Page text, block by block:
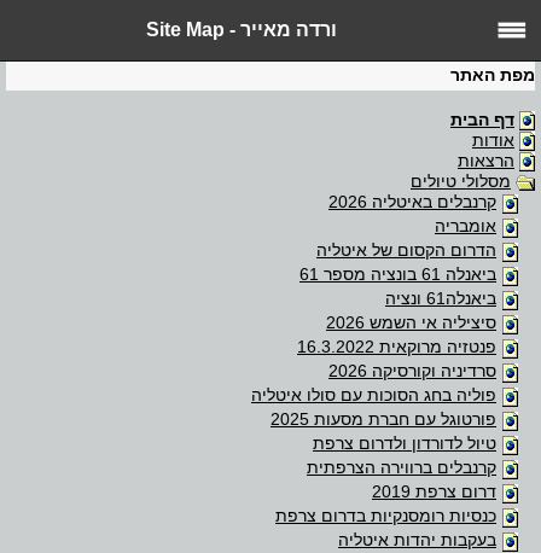
ורדה מאייר - Site Map
מפת האתר
דף הבית
אודות
הרצאות
מסלולי טיולים
קרנבלים באיטליה 2026
אומבריה
הדרום הקסום של איטליה
ביאנלה 61 בונציה מספר 61
ביאנלה61 ונציה
סיציליה אי השמש 2026
פנטזיה מרוקאית 16.3.2022
סרדיניה וקורסיקה 2026
פוליה בחג הסוכות עם סולו איטליה
פורטוגל עם חברת מסעות 2025
טיול לדורדון ולדרום צרפת
קרנבלים ברווירה הצרפתית
דרום צרפת 2019
כנסיות רומסנקיות בדרום צרפת
בעקבות יהדות איטליה